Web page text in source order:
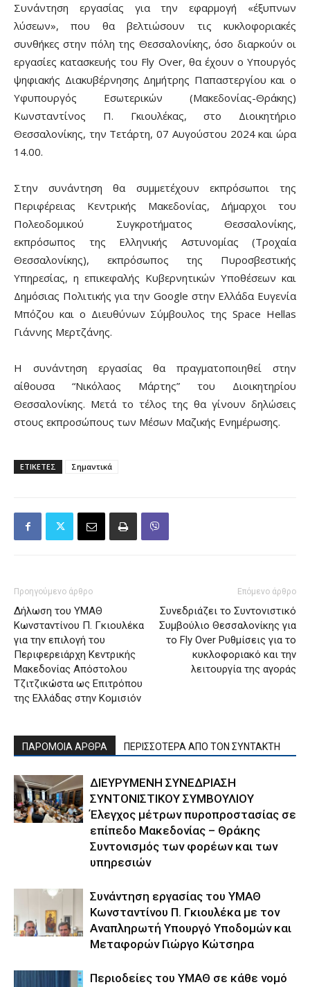
Συνάντηση εργασίας για την εφαρμογή «έξυπνων
λύσεων», που θα βελτιώσουν τις κυκλοφοριακές
συνθήκες στην πόλη της Θεσσαλονίκης, όσο διαρκούν οι
εργασίες κατασκευής του Fly Over, θα έχουν ο Υπουργός
ψηφιακής Διακυβέρνησης Δημήτρης Παπαστεργίου και ο
Υφυπουργός Εσωτερικών (Μακεδονίας-Θράκης)
Κωνσταντίνος Π. Γκιουλέκας, στο Διοικητήριο
Θεσσαλονίκης, την Τετάρτη, 07 Αυγούστου 2024 και ώρα
14.00.
Στην συνάντηση θα συμμετέχουν εκπρόσωποι της
Περιφέρειας Κεντρικής Μακεδονίας, Δήμαρχοι του
Πολεοδομικού Συγκροτήματος Θεσσαλονίκης,
εκπρόσωπος της Ελληνικής Αστυνομίας (Τροχαία
Θεσσαλονίκης), εκπρόσωπος της Πυροσβεστικής
Υπηρεσίας, η επικεφαλής Κυβερνητικών Υποθέσεων και
Δημόσιας Πολιτικής για την Google στην Ελλάδα Ευγενία
Μπόζου και ο Διευθύνων Σύμβουλος της Space Hellas
Γιάννης Μερτζάνης.
Η συνάντηση εργασίας θα πραγματοποιηθεί στην
αίθουσα “Νικόλαος Μάρτης” του Διοικητηρίου
Θεσσαλονίκης. Μετά το τέλος της θα γίνουν δηλώσεις
στους εκπροσώπους των Μέσων Μαζικής Ενημέρωσης.
ΕΤΙΚΕΤΕΣ Σημαντικά
Προηγούμενο άρθρο
Δήλωση του ΥΜΑΘ
Κωνσταντίνου Π. Γκιουλέκα
για την επιλογή του
Περιφερειάρχη Κεντρικής
Μακεδονίας Απόστολου
Τζιτζικώστα ως Επιτρόπου
της Ελλάδας στην Κομισιόν
Επόμενο άρθρο
Συνεδριάζει το Συντονιστικό
Συμβούλιο Θεσσαλονίκης για
το Fly Over Ρυθμίσεις για το
κυκλοφοριακό και την
λειτουργία της αγοράς
ΠΑΡΟΜΟΙΑ ΑΡΘΡΑ ΠΕΡΙΣΣΟΤΕΡΑ ΑΠΟ ΤΟΝ ΣΥΝΤΑΚΤΗ
ΔΙΕΥΡΥΜΕΝΗ ΣΥΝΕΔΡΙΑΣΗ
ΣΥΝΤΟΝΙΣΤΙΚΟΥ ΣΥΜΒΟΥΛΙΟΥ
Έλεγχος μέτρων πυροπροστασίας σε
επίπεδο Μακεδονίας – Θράκης
Συντονισμός των φορέων και των
υπηρεσιών
Συνάντηση εργασίας του ΥΜΑΘ
Κωνσταντίνου Π. Γκιουλέκα με τον
Αναπληρωτή Υπουργό Υποδομών και
Μεταφορών Γιώργο Κώτσηρα
Περιοδείες του ΥΜΑΘ σε κάθε νομό